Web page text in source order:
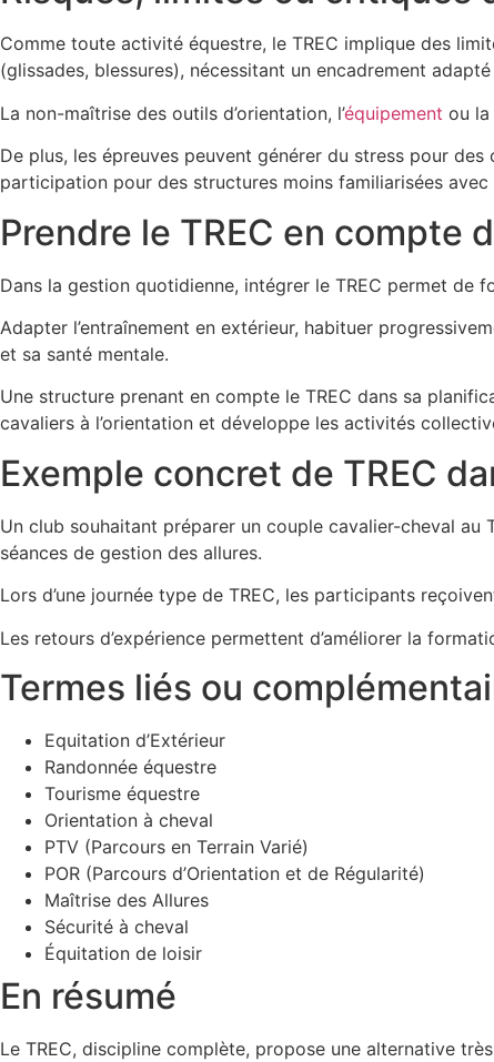
Comme toute activité équestre, le TREC implique des
(glissades, blessures), nécessitant un encadrement
La non-maîtrise des outils d’orientation, l’équipement ou
De plus, les épreuves peuvent générer du stress pour
participation pour des structures moins familiarisées avec
Prendre le TREC en compte
Dans la gestion quotidienne, intégrer le TREC permet de
Adapter l’entraînement en extérieur, habituer
et sa santé mentale.
Une structure prenant en compte le TREC dans sa
cavaliers à l’orientation et développe les activités
Exemple concret de TREC
Un club souhaitant préparer un couple cavalier-cheval au
séances de gestion des allures.
Lors d’une journée type de TREC, les participants
Les retours d’expérience permettent d’améliorer la
Termes liés ou
Equitation d’Extérieur
Randonnée équestre
Tourisme équestre
Orientation à cheval
PTV (Parcours en Terrain Varié)
POR (Parcours d’Orientation et de Régularité)
Maîtrise des Allures
Sécurité à cheval
Équitation de loisir
En résumé
Le TREC, discipline complète, propose une alternative